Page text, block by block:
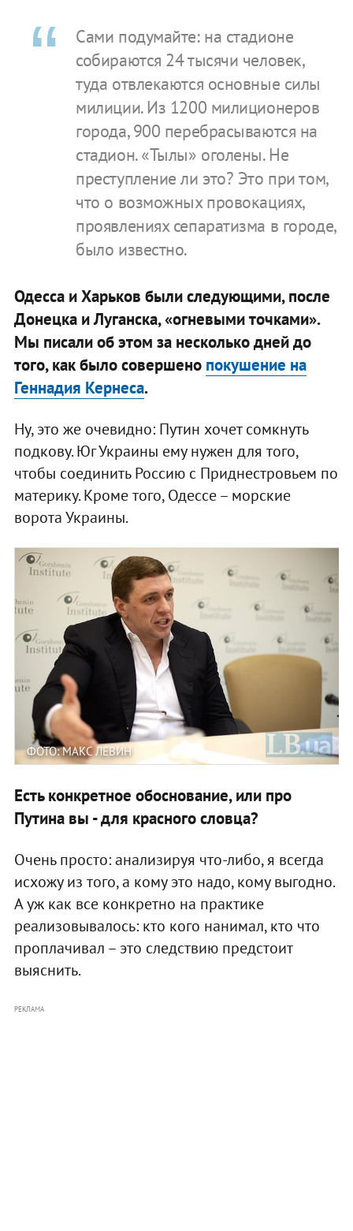
Сами подумайте: на стадионе
собираются 24 тысячи человек,
туда отвлекаются основные силы
милиции. Из 1200 милиционеров
города, 900 перебрасываются на
стадион. «Тылы» оголены. Не
преступление ли это? Это при том,
что о возможных провокациях,
проявлениях сепаратизма в городе,
было известно.
Одесса и Харьков были следующими, после
Донецка и Луганска, «огневыми точками».
Мы писали об этом за несколько дней до
того, как было совершено покушение на
Геннадия Кернеса.
Ну, это же очевидно: Путин хочет сомкнуть
подкову. Юг Украины ему нужен для того,
чтобы соединить Россию с Приднестровьем по
материку. Кроме того, Одессе – морские
ворота Украины.
ФОТО: МАКС ЛЕВИН
Есть конкретное обоснование, или про
Путина вы - для красного словца?
Очень просто: анализируя что-либо, я всегда
исхожу из того, а кому это надо, кому выгодно.
А уж как все конкретно на практике
реализовывалось: кто кого нанимал, кто что
проплачивал – это следствию предстоит
выяснить.
РЕКЛАМА